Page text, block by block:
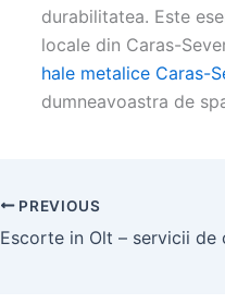
durabilitatea. Este
locale din Caras-
hale metalice Caras-
dumneavoastra de
PREVIOUS
Escorte in Olt – servicii de